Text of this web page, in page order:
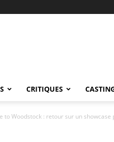
CRITIQUES
to Woodstock : retour sur un showcase